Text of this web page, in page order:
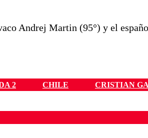
Andrej Martin (95°) y el
2 CHILE
CRISTIAN